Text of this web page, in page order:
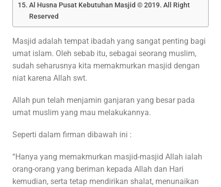
Al Husna Pusat Kebutuhan Masjid © 2019. All Right
Reserved
Masjid adalah tempat ibadah yang sangat penting bagi
umat islam. Oleh sebab itu, sebagai seorang muslim,
sudah seharusnya kita memakmurkan masjid dengan
niat karena Allah swt.
Allah pun telah menjamin ganjaran yang besar pada
umat muslim yang mau melakukannya.
Seperti dalam firman dibawah ini :
“Hanya yang memakmurkan masjid-masjid Allah ialah
orang-orang yang beriman kepada Allah dan Hari
kemudian, serta tetap mendirikan shalat, menunaikan